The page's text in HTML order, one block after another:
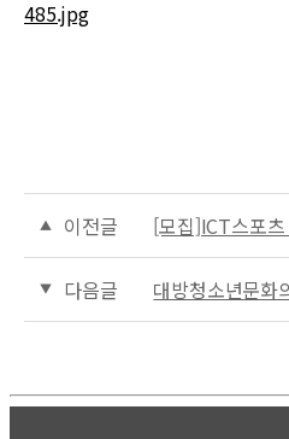
이전글 [모집]ICT스포츠
다음글 대방청소년문화